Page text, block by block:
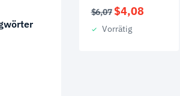
$6,07 Ursprünglicher
Preis
war:
$4,08
Vorrätig